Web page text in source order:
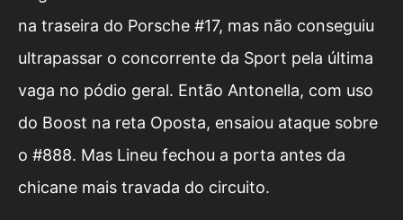
na traseira do Porsche #17, mas não conseguiu
ultrapassar o concorrente da Sport pela última
vaga no pódio geral. Então Antonella, com uso
do Boost na reta Oposta, ensaiou ataque sobre
o #888. Mas Lineu fechou a porta antes da
chicane mais travada do circuito.